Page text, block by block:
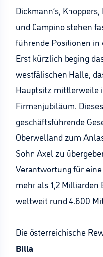
Dickmann’s,
und Campino stehen
führende Positionen in
Erst kürzlich beging
westfälischen Halle,
Hauptsitz mittlerweile
Firmenjubiläum.
geschäftsführende
Oberwelland zum
Sohn Axel zu
Verantwortung für
mehr als 1,2
weltweit rund 4.600
Die österreichische
Billa